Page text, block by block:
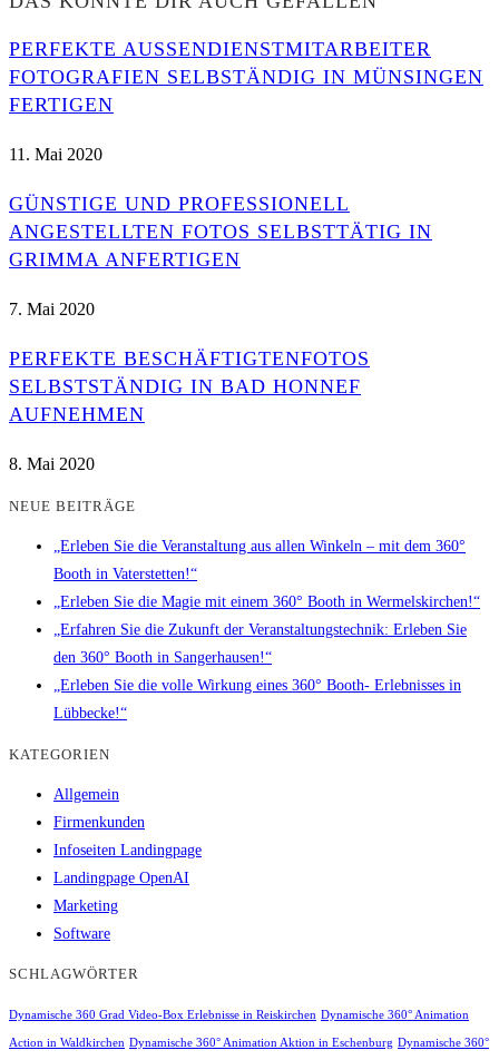
PERFEKTE AUSSENDIENSTMITARBEITER F
OTOGRAFIEN SELBSTÄNDIG IN MÜNSINGEN F
ERTIGEN
11. Mai 2020
GÜNSTIGE UND PROFESSIONELL
ANGESTELLTEN FOTOS SELBSTTÄTIG IN
GRIMMA ANFERTIGEN
7. Mai 2020
PERFEKTE BESCHÄFTIGTENFOTOS
SELBSTSTÄNDIG IN BAD HONNEF
AUFNEHMEN
8. Mai 2020
NEUE BEITRÄGE
„Erleben Sie die Veranstaltung aus allen Winkeln – mit dem 360°
Booth in Vaterstetten!“
„Erleben Sie die Magie mit einem 360° Booth in Wermelskirchen!“
„Erfahren Sie die Zukunft der Veranstaltungstechnik: Erleben Sie
den 360° Booth in Sangerhausen!“
„Erleben Sie die volle Wirkung eines 360° Booth- Erlebnisses in
Lübbecke!“
KATEGORIEN
Allgemein
Firmenkunden
Infoseiten Landingpage
Landingpage OpenAI
Marketing
Software
SCHLAGWÖRTER
Dynamische 360 Grad Video-Box Erlebnisse in Reiskirchen Dynamische 360° Animation
Action in Waldkirchen Dynamische 360° Animation Aktion in Eschenburg Dynamische 360°